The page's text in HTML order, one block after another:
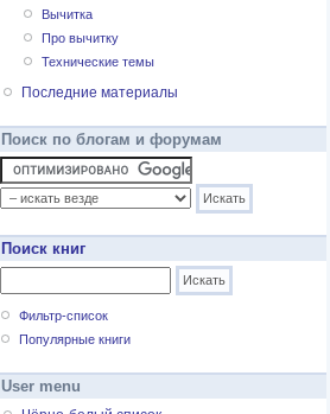
Вычитка
Про вычитку
Технические темы
Последние материалы
Поиск по блогам и форумам
Поиск книг
Фильтр-список
Популярные книги
User menu